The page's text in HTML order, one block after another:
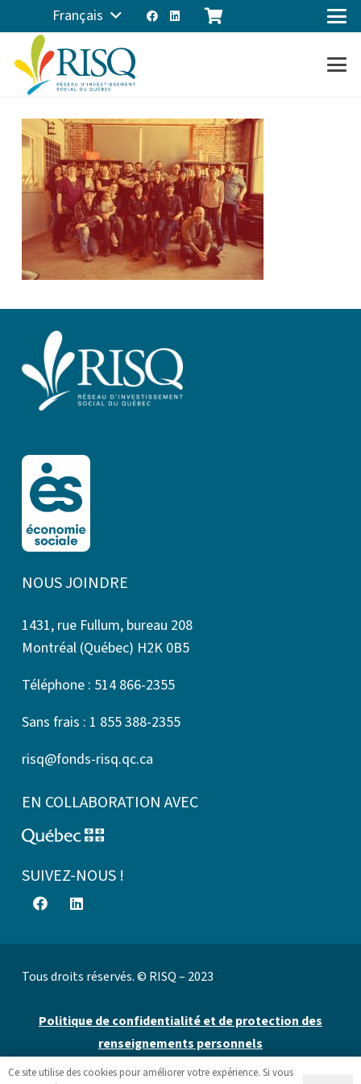
Français
NOUS JOINDRE
1431, rue Fullum, bureau 208
Montréal (Québec) H2K 0B5
Téléphone : 514 866-2355
Sans frais : 1 855 388-2355
risq@fonds-risq.qc.ca
EN COLLABORATION AVEC
SUIVEZ-NOUS !
Tous droits réservés. © RISQ – 2023
Politique de confidentialité et de protection des
renseignements personnels
Ce site utilise des cookies pour améliorer votre expérience. Si vous